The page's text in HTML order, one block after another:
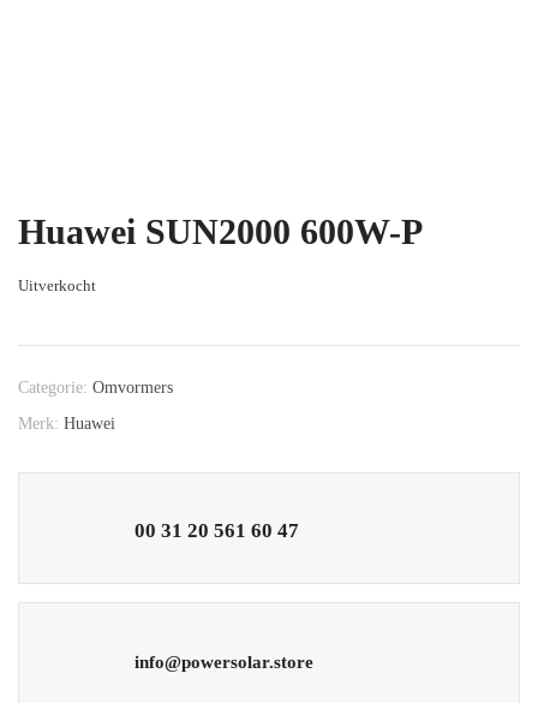
Huawei SUN2000 600W-P
Uitverkocht
Categorie: Omvormers
Merk: Huawei
00 31 20 561 60 47
info@powersolar.store